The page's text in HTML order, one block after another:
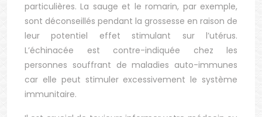
particulières. La sauge et le romarin, par exemple,
sont déconseillés pendant la grossesse en raison de
leur potentiel effet stimulant sur l’utérus.
L’échinacée est contre-indiquée chez les
personnes souffrant de maladies auto-immunes
car elle peut stimuler excessivement le système
immunitaire.